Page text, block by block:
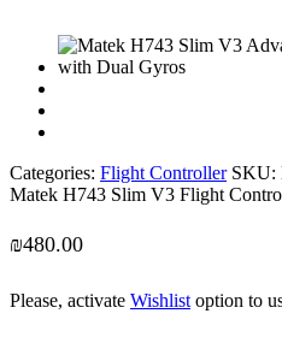
Categories: Flight Controller SKU:
Matek H743 Slim V3 Flight
₪480.00
Please, activate Wishlist option to